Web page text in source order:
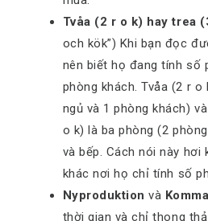
Tvåa (2 r o k) hay trea
och kök”) Khi bạn đọc
nên biết họ đang tính số
phòng khách. Tvåa (2 r
ngủ và 1 phòng khách)
o k) là ba phòng (2
và bếp. Cách nói này
khác nơi họ chỉ tính số
Nyproduktion và
thời gian và chỉ thong